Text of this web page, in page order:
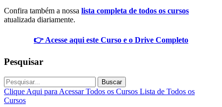
Confira também a nossa lista completa de todos os cursos
atualizada diariamente.
👉 Acesse aqui este Curso e o Drive Completo
Pesquisar
Buscar
Clique Aqui para Acessar Todos os Cursos Lista de Todos os
Cursos